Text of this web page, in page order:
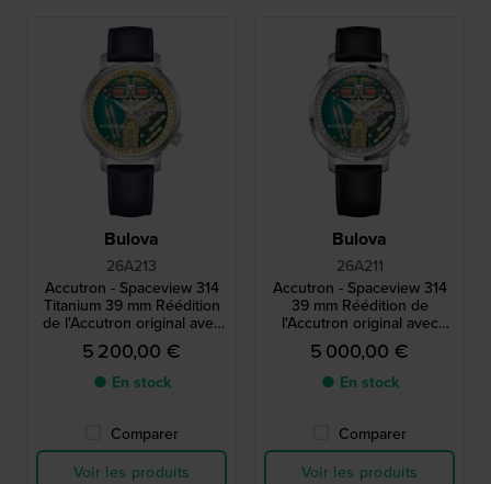
Bulova
26A213
Accutron - Spaceview 314
Titanium 39 mm Réédition
de l'Accutron original avec
mouvement à diapason
exclusif
5 200,00 €
● En stock
Comparer
Voir les produits
Bulova
26A211
Accutron - Spaceview 314
39 mm Réédition de
l'Accutron original avec
mouvement à diapason
exclusif
5 000,00 €
● En stock
Comparer
Voir les produits